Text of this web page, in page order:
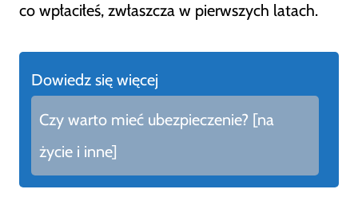
co wpłaciłeś, zwłaszcza w pierwszych latach.
Dowiedz się więcej
Czy warto mieć ubezpieczenie? [na
życie i inne]